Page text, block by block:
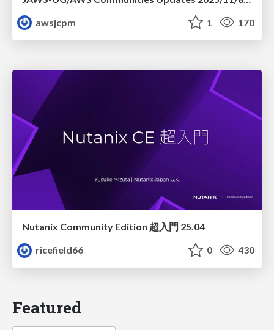
awsjcpm
1 170
Nutanix Community Edition 超入門 25.04
ricefield66
0 430
Featured